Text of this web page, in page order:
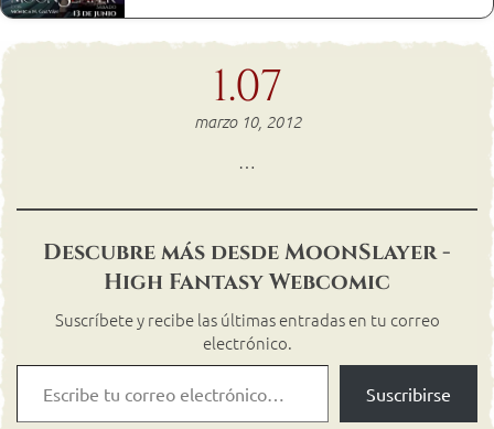
1.07
marzo 10, 2012
…
Descubre más desde MoonSlayer -
High Fantasy Webcomic
Suscríbete y recibe las últimas entradas en tu correo
electrónico.
Suscribirse